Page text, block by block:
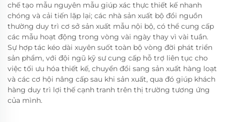
chế tạo mẫu nguyên mẫu giúp xác thực thiết kế nhanh
chóng và cải tiến lặp lại; các nhà sản xuất bộ đổi nguồn
thường duy trì cơ sở sản xuất mẫu nội bộ, có thể cung cấp
các mẫu hoạt động trong vòng vài ngày thay vì vài tuần.
Sự hợp tác kéo dài xuyên suốt toàn bộ vòng đời phát triển
sản phẩm, với đội ngũ kỹ sư cung cấp hỗ trợ liên tục cho
việc tối ưu hóa thiết kế, chuyển đổi sang sản xuất hàng loạt
và các cơ hội nâng cấp sau khi sản xuất, qua đó giúp khách
hàng duy trì lợi thế cạnh tranh trên thị trường tương ứng
của mình.